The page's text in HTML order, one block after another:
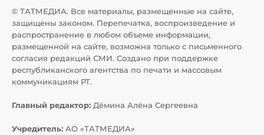
© ТАТМЕДИА. Все материалы, размещенные на сайте,
защищены законом. Перепечатка, воспроизведение и
распространение в любом объеме информации,
размещенной на сайте, возможна только с письменного
согласия редакций СМИ. Создано при поддержке
республиканского агентства по печати и массовым
коммуникациям РТ.
Главный редактор: Дёмина Алёна Сергеевна
Учредитель: АО «ТАТМЕДИА»